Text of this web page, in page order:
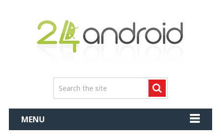
MENU